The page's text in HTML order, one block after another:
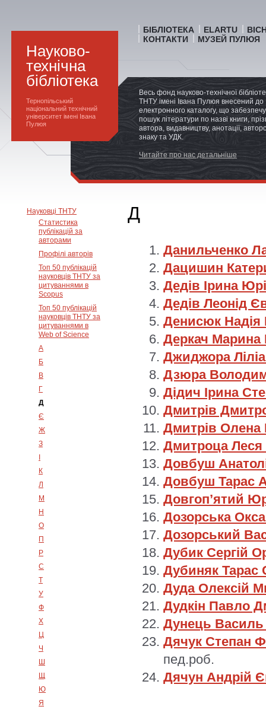
Науково-
технічна
бібліотека
Тернопільський
національний технічний
університет імені Івана
Пулюя
БІБЛІОТЕКА ELARTU
КОНТАКТИ
МУЗЕЙ ПУЛЮЯ
Весь фонд науково-технічної
ТНТУ імені Івана Пулюя внесений до
електронного каталогу, що
пошук літератури по назві книги,
автора, видавництву, анотації,
знаку та УДК.
Читайте про нас детальніше
Науковці ТНТУ
Статистика
публікацій за
авторами
Профілі авторів
Топ 50 публікацій
науковців ТНТУ за
цитуваннями в
Scopus
Топ 50 публікацій
науковців ТНТУ за
цитуваннями в
Web of Science
А
Б
В
Г
Д
Є
Ж
З
К
Л
М
Н
О
П
Р
С
Т
У
Ф
Х
Ц
Ч
Ш
Щ
Ю
Я
Д
Данильченко
Дацишин
Дедів Ірина
Дедів Леонід
Денисюк Надія
Деркач Марина
Джиджора
Дзюра
Дідич Ірина
Дмитрів
Дмитрів Олена
Дмитроца Леся
Довбуш
Довбуш Тарас
Довгоп’ятий
Дозорська
Дозорський
Дубик Сергій
Дубиняк Тарас
Дуда Олексій
Дудкін Павло
Дунець
Дячук Степан
пед.роб.
Дячун Андрій